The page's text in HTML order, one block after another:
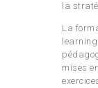
la
La
mises